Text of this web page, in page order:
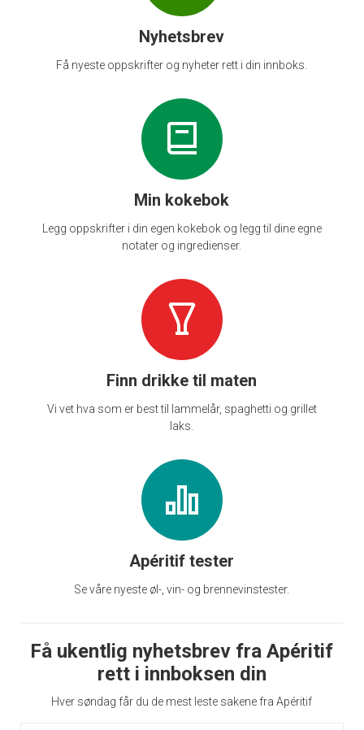
Nyhetsbrev
Få nyeste oppskrifter og nyheter rett i din innboks.
Min kokebok
Legg oppskrifter i din egen kokebok og legg til dine egne
notater og ingredienser.
Finn drikke til maten
Vi vet hva som er best til lammelår, spaghetti og grillet
laks.
Apéritif tester
Se våre nyeste øl-, vin- og brennevinstester.
Få ukentlig nyhetsbrev fra Apéritif
rett i innboksen din
Hver søndag får du de mest leste sakene fra Apéritif